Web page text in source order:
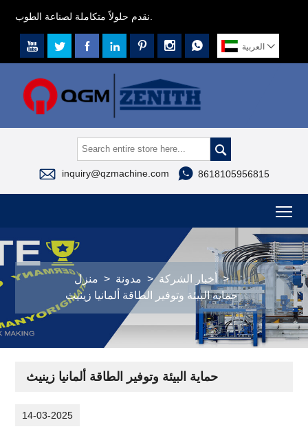
       العربية 

 inquiry@qzmachine.com  8618105956815
منزل > مدونة > أخبار الشركة
>
حماية البيئة وتوفير الطاقة ألمانيا زينيث
حماية البيئة وتوفير الطاقة ألمانيا زينيث
14-03-2025